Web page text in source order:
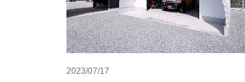
2023/07/17